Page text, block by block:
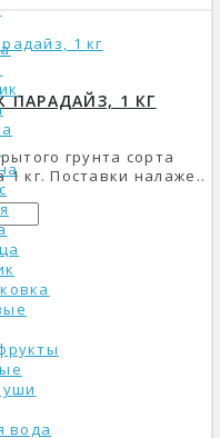
вода
1 КГ
грунта сорта
кг. Поставки налаже..